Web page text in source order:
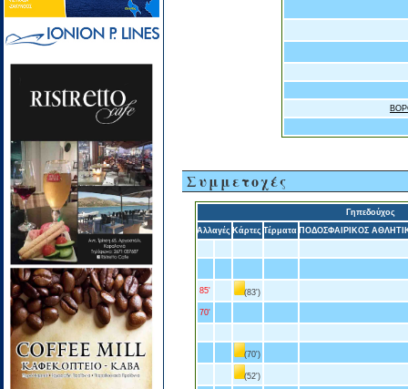
Συμμετοχές
Γηπεδούχος
Αλλαγές Κάρτες Τέρματα ΠΟΔΟΣΦΑΙΡΙΚΟΣ
85' (83')
70'
(70')
(52')